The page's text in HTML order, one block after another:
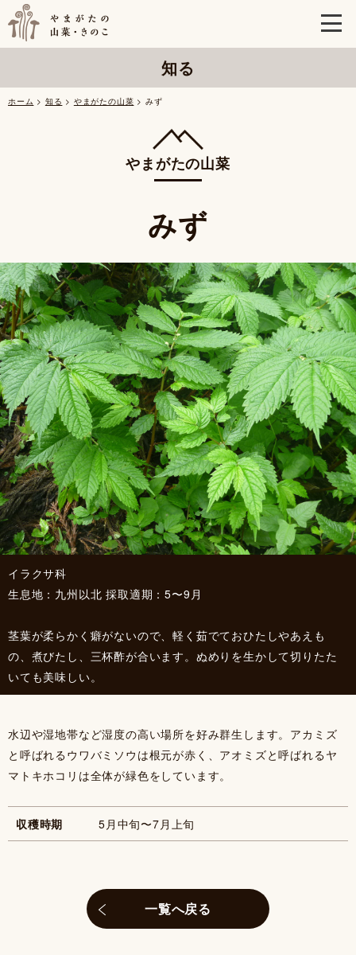
知る
ホーム > 知る > やまがたの山菜 > みず
やまがたの山菜
みず
イラクサ科
生息地：九州以北 採取適期：5〜9月
茎葉が柔らかく癖がないので、軽く茹でておひたしやあえも
の、煮びたし、三杯酢が合います。ぬめりを生かして切りたた
いても美味しい。
水辺や湿地帯など湿度の高い場所を好み群生します。アカミズ
と呼ばれるウワバミソウは根元が赤く、アオミズと呼ばれるヤ
マトキホコリは全体が緑色をしています。
収穫時期 5月中旬〜7月上旬
一覧へ戻る